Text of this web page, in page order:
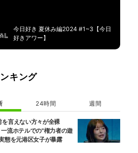
今日好き 夏休み編2024 #1~3【今日
好きアワー】
キング
24時間 週間
を言えない方々が全裸
流ホテルでの"権力者の遊
態を元港区女子が暴露